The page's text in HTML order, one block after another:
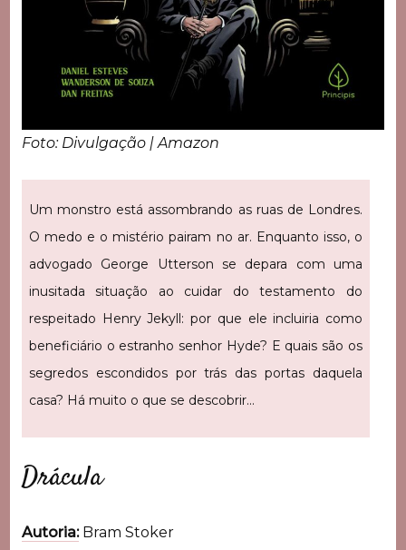
Foto: Divulgação | Amazon
Um monstro está assombrando as ruas de Londres.
O medo e o mistério pairam no ar. Enquanto isso, o
advogado George Utterson se depara com uma
inusitada situação ao cuidar do testamento do
respeitado Henry Jekyll: por que ele incluiria como
beneficiário o estranho senhor Hyde? E quais são os
segredos escondidos por trás das portas daquela
casa? Há muito o que se descobrir…
Drácula
Autoria:Bram Stoker